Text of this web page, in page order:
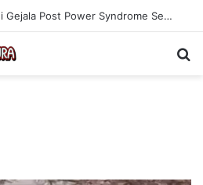
Cara Efektif Mengatasi Gejala Post Power Syndrome Setelah Pensiun Kerja